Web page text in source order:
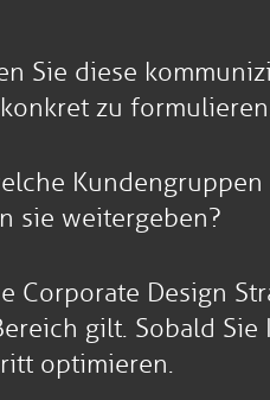
Sie diese
zu
sie weitergeben?
Corporate Design
gilt. Sobald
optimieren.